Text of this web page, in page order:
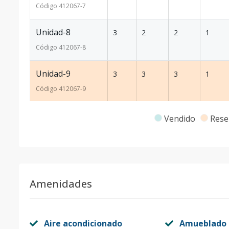
Código 412067-7
Unidad-8
Código 412067-8
3 2 2 1
Unidad-9
Código 412067-9
3 3 3 1
1 1
Vendido
Amenidades
Aire acondicionado Amueblado